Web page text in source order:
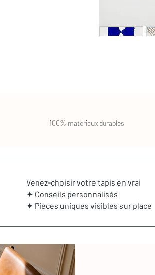
100% matériaux durables
Venez-choisir votre tapis en vrai
✦ Conseils personnalisés
✦ Pièces uniques visibles sur place